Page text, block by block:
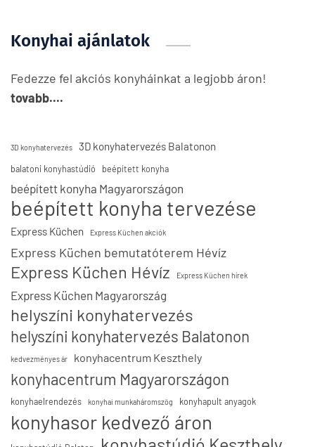
Konyhai ajánlatok
Fedezze fel akciós konyháinkat a legjobb áron!
tovabb....
3D konyhatervezés 3D konyhatervezés Balatonon
balatoni konyhastúdió beépített konyha
beépített konyha Magyarországon
beépített konyha tervezése
Express Küchen Express Küchen akciók
Express Küchen bemutatóterem Hévíz
Express Küchen Hévíz Express Küchen hírek
Express Küchen Magyarország
helyszíni konyhatervezés
helyszíni konyhatervezés Balatonon
kedvezményes ár konyhacentrum Keszthely
konyhacentrum Magyarországon
konyhaelrendezés konyhai munkaháromszög konyhapult anyagok
konyhasor kedvező áron